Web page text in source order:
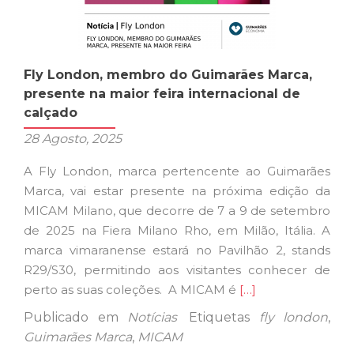
Fly London, membro do Guimarães Marca,
presente na maior feira internacional de
calçado
28 Agosto, 2025
A Fly London, marca pertencente ao Guimarães
Marca, vai estar presente na próxima edição da
MICAM Milano, que decorre de 7 a 9 de setembro
de 2025 na Fiera Milano Rho, em Milão, Itália. A
marca vimaranense estará no Pavilhão 2, stands
R29/S30, permitindo aos visitantes conhecer de
perto as suas coleções. A MICAM é Ler
mais
sobreFly
[…]
Publicado em
Notícias Etiquetas fly london,
Guimarães Marca, MICAM